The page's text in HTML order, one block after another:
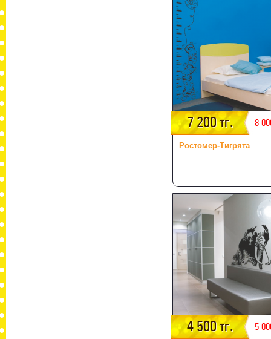
7 200 тг. 8
Ростомер-Тигрята
4 500 тг. 5